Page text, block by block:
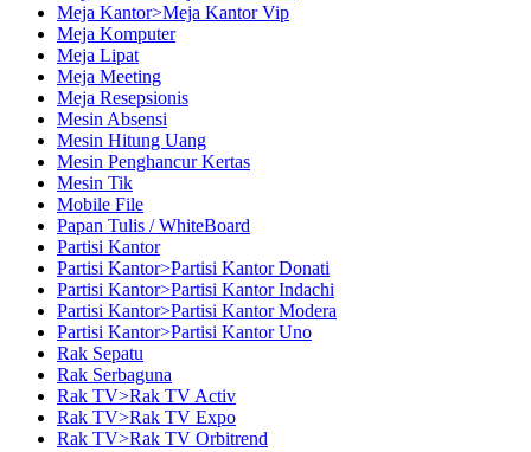
Meja Kantor>Meja Kantor Vip
Meja Komputer
Meja Lipat
Meja Meeting
Meja Resepsionis
Mesin Absensi
Mesin Hitung Uang
Mesin Penghancur Kertas
Mesin Tik
Mobile File
Papan Tulis / WhiteBoard
Partisi Kantor
Partisi Kantor>Partisi Kantor Donati
Partisi Kantor>Partisi Kantor Indachi
Partisi Kantor>Partisi Kantor Modera
Partisi Kantor>Partisi Kantor Uno
Rak Sepatu
Rak Serbaguna
Rak TV>Rak TV Activ
Rak TV>Rak TV Expo
Rak TV>Rak TV Orbitrend